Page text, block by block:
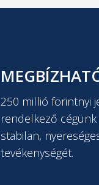
250 millió forintnyi
rendelkező
stabilan,
tevékenységét.